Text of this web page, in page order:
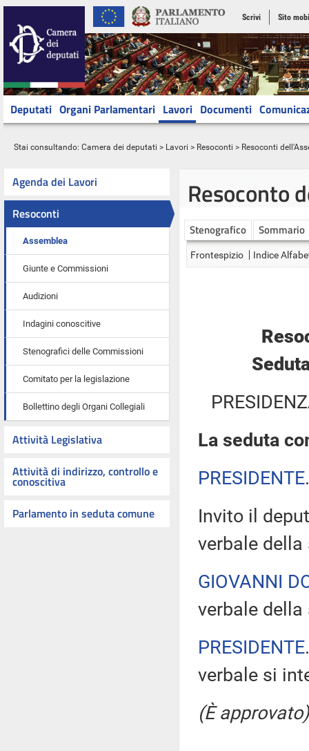
Scrivi Sito
Deputati Organi Parlamentari Lavori Documenti
Stai consultando: Camera dei deputati > Lavori > Resoconti > Resoconti
Agenda dei Lavori
Resoconti
Assemblea
Giunte e Commissioni
Audizioni
Indagini conoscitive
Stenografici delle Commissioni
Comitato per la legislazione
Bollettino degli Organi Collegiali
Attività Legislativa
Attività di indirizzo, controllo e
conoscitiva
Parlamento in seduta comune
Resoconto
Stenografico Sommario
Frontespizio Indice
La seduta
PRESIDENTE
Invito il
verbale della
GIOVANNI
verbale
PRESIDENTE
verbale si
(È approvato)